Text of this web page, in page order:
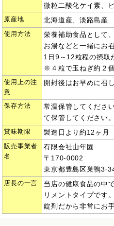
微粒二酸化ケイ素、
原産地 北海道産、淡路島産
使用方法
栄養補助食品として
お湯などと一緒にお
1日9～12粒程の摂取
※４粒で玉ねぎ約２
使用上の注
意
開封後はお早めに召
保存方法
常温保管してくださ
て保管してください。
賞味期限 製造日より約12ヶ月
販売事業者
名
有限会社山年園
〒170-0002
東京都豊島区巣鴨3-
店長の一言
当店の健康食品の中
リメントタイプです。
錠剤だから非常にお